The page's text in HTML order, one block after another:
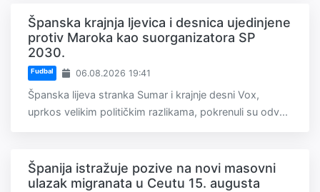
Španska krajnja ljevica i desnica ujedinjene
protiv Maroka kao suorganizatora SP
2030.
Fudbal 06.08.2026 19:41
Španska lijeva stranka Sumar i krajnje desni Vox,
uprkos velikim političkim razlikama, pokrenuli su odv...
Španija istražuje pozive na novi masovni
ulazak migranata u Ceutu 15. augusta